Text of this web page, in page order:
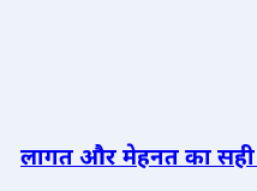
लागत और मेहनत का